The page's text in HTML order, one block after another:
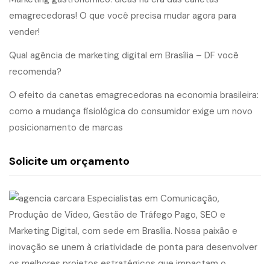
emagrecedoras! O que você precisa mudar agora para
vender!
Qual agência de marketing digital em Brasília – DF você
recomenda?
O efeito da canetas emagrecedoras na economia brasileira:
como a mudança fisiológica do consumidor exige um novo
posicionamento de marcas
Solicite um orçamento